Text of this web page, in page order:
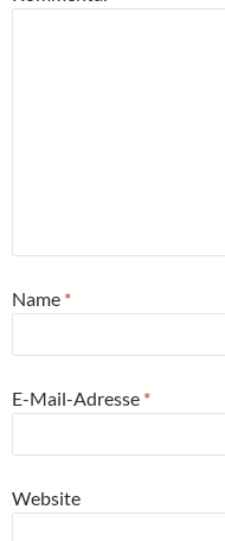
Name *
E-Mail-Adresse *
Website